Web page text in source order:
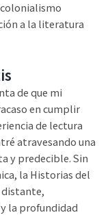
a la literatura
de que mi
en cumplir
de lectura
atravesando una
y predecible. Sin
la Historias del
distante,
la profundidad